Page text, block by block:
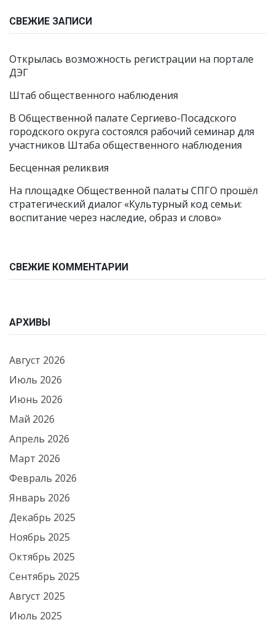
СВЕЖИЕ ЗАПИСИ
Открылась возможность регистрации на портале
ДЭГ
Штаб общественного наблюдения
В Общественной палате Сергиево-Посадского
городского округа состоялся рабочий семинар для
участников Штаба общественного наблюдения
Бесценная реликвия
На площадке Общественной палаты СПГО прошёл
стратегический диалог «Культурный код семьи:
воспитание через наследие, образ и слово»
СВЕЖИЕ КОММЕНТАРИИ
АРХИВЫ
Август 2026
Июль 2026
Июнь 2026
Май 2026
Апрель 2026
Март 2026
Февраль 2026
Январь 2026
Декабрь 2025
Ноябрь 2025
Октябрь 2025
Сентябрь 2025
Август 2025
Июль 2025